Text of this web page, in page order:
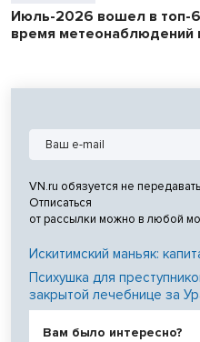
Июль-2026 вошел в топ-6
время метеонаблюдений
VN.ru обязуется не
Отписаться
от рассылки можно в любой
Искитимский маньяк:
Психушка для
закрытой лечебнице за
Вам было интересно?